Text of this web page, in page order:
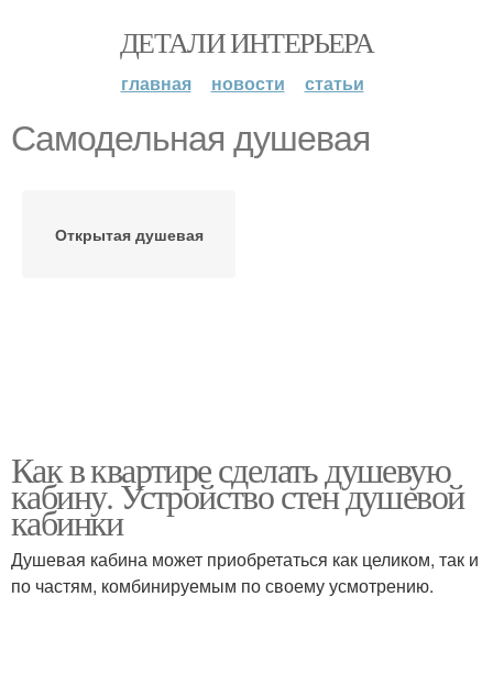
ДЕТАЛИ ИНТЕРЬЕРА
главная новости статьи
Самодельная душевая
Открытая душевая
Как в квартире сделать душевую
кабину. Устройство стен душевой
кабинки
Душевая кабина может приобретаться как целиком, так и
по частям, комбинируемым по своему усмотрению.